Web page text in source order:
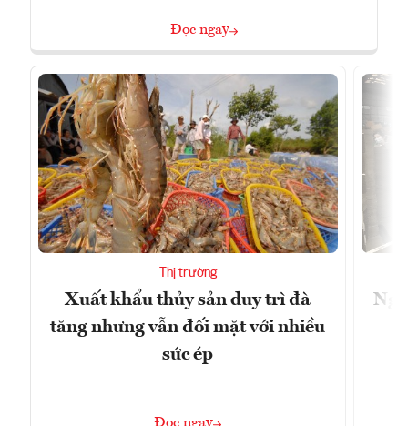
Đọc ngay
Thị trường
Xuất khẩu thủy sản duy trì đà
tăng nhưng vẫn đối mặt với nhiều
sức ép